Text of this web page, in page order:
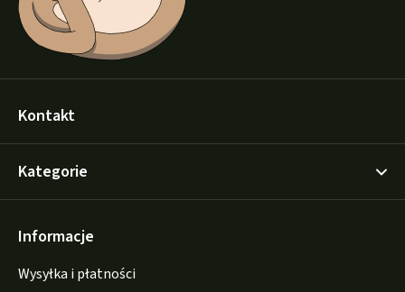
Kontakt
Kategorie
Informacje
Wysyłka i płatności